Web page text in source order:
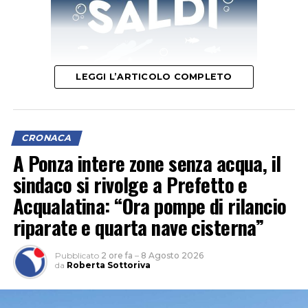
indice di 6 infortuni mortali ogni 100mila occupati, il
territorio pontino si è posizionato subito dopo
Frosinone (6,3) e prima di Rieti (5,1), Viterbo (4) e Roma
(3,1)”.
LEGGI L’ARTICOLO COMPLETO
CRONACA
A Ponza intere zone senza acqua, il
sindaco si rivolge a Prefetto e
Acqualatina: “Ora pompe di rilancio
riparate e quarta nave cisterna”
Pubblicato 2 ore fa – 8 Agosto 2026
da Roberta Sottoriva